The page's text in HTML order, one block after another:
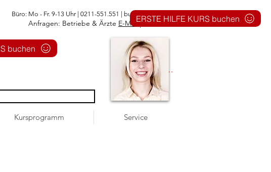
ERSTE HILFE KURS buchen
Büro: Mo - Fr. 9-13 Uhr | 0211-551.551 | buero@1aid.de
Anfragen: Betriebe & Ärzte E-Mail| Telefon
buchen
Anmelden
Kursprogramm Service